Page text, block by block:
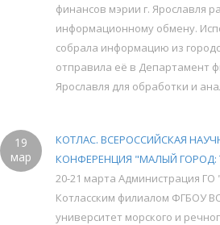
финансов мэрии г. Ярославля
информационному обмену.
собрала информацию из
отправила её в Департамент
Ярославля для обработки и
19
мар
КОТЛАС. ВСЕРОССИЙСКАЯ
КОНФЕРЕНЦИЯ "МАЛЫЙ ГОРОД:
20-21 марта Администрация ГО
Котласским филиалом ФГБОУ
университет морского и